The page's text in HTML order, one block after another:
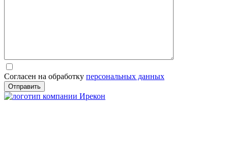
Согласен на обработку персональных данных